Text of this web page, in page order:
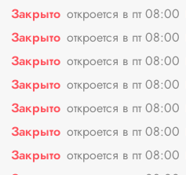
Закрыто откроется в пт 08:00
Закрыто откроется в пт 08:00
Закрыто откроется в пт 08:00
Закрыто откроется в пт 08:00
Закрыто откроется в пт 08:00
Закрыто откроется в пт 08:00
Закрыто откроется в пт 08:00